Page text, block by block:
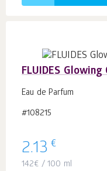
FLUIDES
Eau de Parfum
#108215
2.13 €
142€ / 100 ml